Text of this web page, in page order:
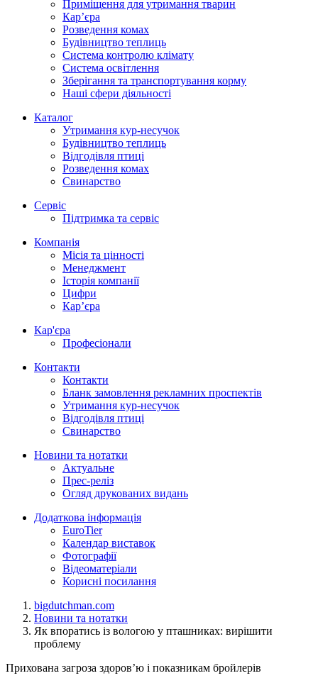
Приміщення для утримання тварин
Кар’єра
Розведення комах
Будівництво теплиць
Система контролю клімату
Система освітлення
Зберігання та транспортування корму
Наші сфери діяльності
Каталог
Утримання кур-несучок
Будівництво теплиць
Відгодівля птиці
Розведення комах
Свинарство
Сервіс
Підтримка та сервіс
Компанія
Місія та цінності
Менеджмент
Історія компанії
Цифри
Кар’єра
Кар'єра
Професіонали
Контакти
Контакти
Бланк замовлення рекламних проспектів
Утримання кур-несучок
Відгодівля птиці
Свинарство
Новини та нотатки
Актуальне
Прес-реліз
Огляд друкованих видань
Додаткова інформація
EuroTier
Календар виставок
Фотографії
Відеоматеріали
Корисні посилання
bigdutchman.com
Новини та нотатки
Як впоратись із вологою у пташниках: вирішити
проблему
Прихована загроза здоров’ю і показникам бройлерів